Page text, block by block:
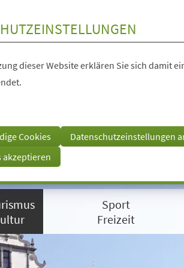
dieser Website erklären Sie sich damit
Cookies
Datenschutzeinstellungen
akzeptieren
Sport
Freizeit